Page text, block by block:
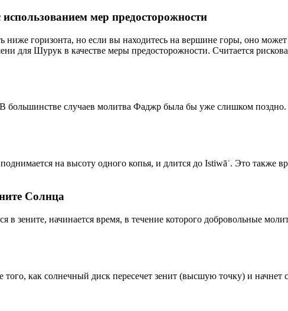
мер предосторожности
ниже горизонта, но если вы находитесь на вершине горы, оно
для Шурук в качестве меры предосторожности. Считается
большинстве случаев молитва Фаджр была бы уже слишком поздно.
на высоту одного копья, и длится до Istiwāʾ. Это также
Солнца
в зените, начинается время, в течение которого добровольные
того, как солнечный диск пересечет зенит (высшую точку) и